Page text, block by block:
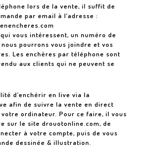
lors de la vente, il suffit de
par email à l’adresse :
vous intéressent, un numéro de
pourrons vous joindre et vos
Les enchères par téléphone sont
aux clients qui ne peuvent se
d’enchérir en live via la
afin de suivre la vente en direct
ordinateur. Pour ce faire, il vous
sur le site drouotonline.com, de
à votre compte, puis de vous
dessinée & illustration.